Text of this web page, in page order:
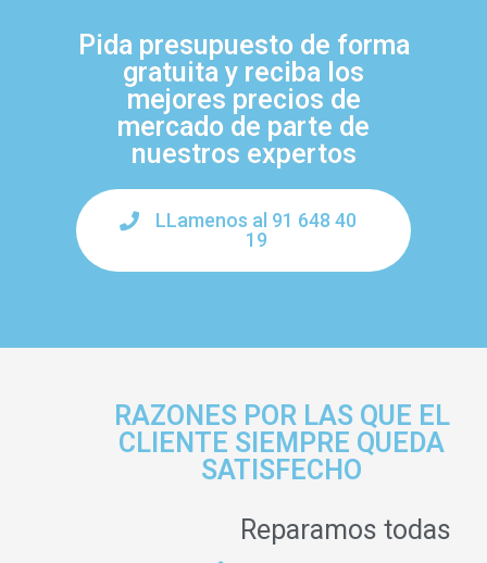
Pida presupuesto de forma
gratuita y reciba los
mejores precios de
mercado de parte de
nuestros expertos
LLamenos al 91 648 40
19
RAZONES POR LAS QUE EL
CLIENTE SIEMPRE QUEDA
SATISFECHO
Reparamos todas